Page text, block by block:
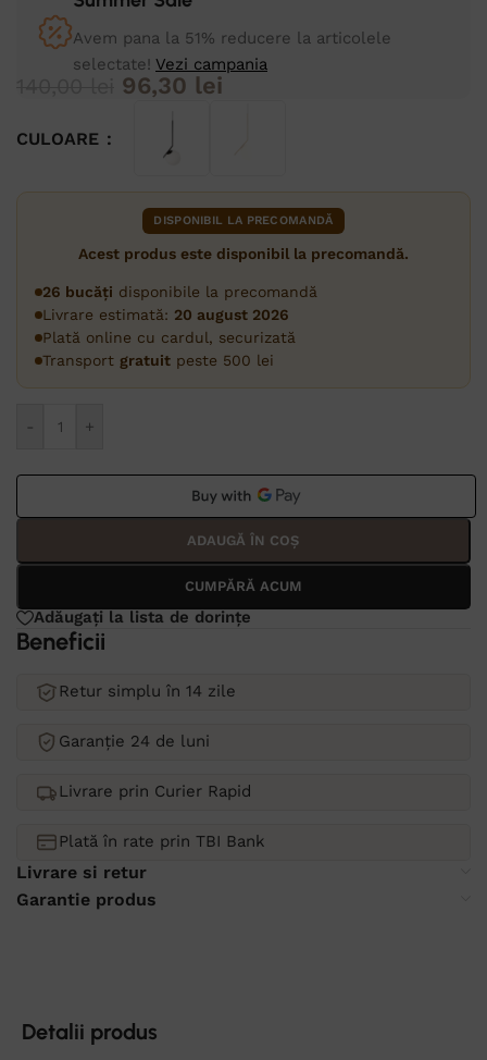
Avem pana la 51% reducere la articolele
selectate! Vezi campania
96,30 lei
CULOARE
DISPONIBIL LA PRECOMANDĂ
Acest produs este disponibil la precomandă.
26 bucăți disponibile la precomandă
Livrare estimată: 20 august 2026
Plată online cu cardul, securizată
Transport gratuit peste 500 lei
- +
ADAUGĂ ÎN COȘ
CUMPĂRĂ ACUM
Adăugați la lista de dorințe
Beneficii
Retur simplu în 14 zile
Garanție 24 de luni
Livrare prin Curier Rapid
Plată în rate prin TBI Bank
Livrare si retur
Garantie produs
Detalii produs